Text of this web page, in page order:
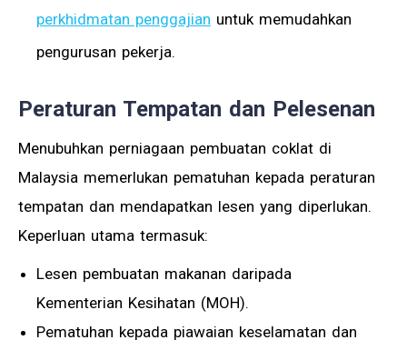
perkhidmatan penggajian untuk memudahkan
pengurusan pekerja.
Peraturan Tempatan dan Pelesenan
Menubuhkan perniagaan pembuatan coklat di
Malaysia memerlukan pematuhan kepada peraturan
tempatan dan mendapatkan lesen yang diperlukan.
Keperluan utama termasuk:
Lesen pembuatan makanan daripada
Kementerian Kesihatan (MOH).
Pematuhan kepada piawaian keselamatan dan